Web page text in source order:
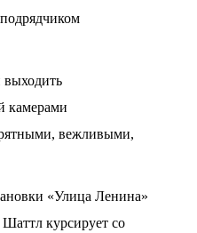
выходить
камерами
вежливыми,
«Улица Ленина»
Шаттл курсирует со